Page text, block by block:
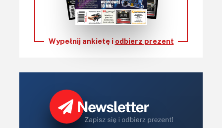
Wypełnij ankietę i odbierz prezent